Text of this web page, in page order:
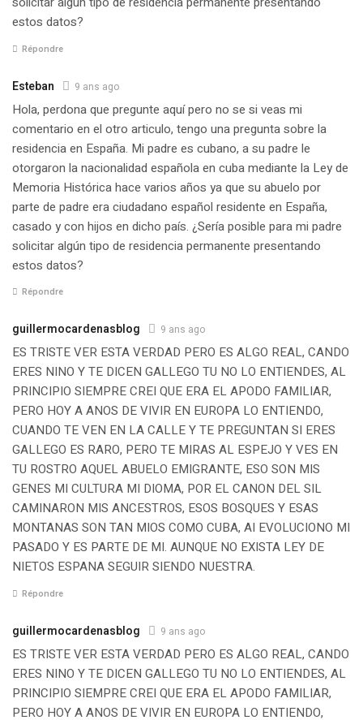
estos datos?
Répondre
Esteban 9 ans ago
Hola, perdona que pregunte aquí pero no se si veas mi
comentario en el otro articulo, tengo una pregunta sobre la
residencia en España. Mi padre es cubano, a su padre le
otorgaron la nacionalidad española en cuba mediante la Ley de
Memoria Histórica hace varios años ya que su abuelo por
parte de padre era ciudadano español residente en España,
casado y con hijos en dicho país. ¿Sería posible para mi padre
solicitar algún tipo de residencia permanente presentando
estos datos?
Répondre
guillermocardenasblog 9 ans ago
ES TRISTE VER ESTA VERDAD PERO ES ALGO REAL, CANDO
ERES NINO Y TE DICEN GALLEGO TU NO LO ENTIENDES, AL
PRINCIPIO SIEMPRE CREI QUE ERA EL APODO FAMILIAR,
PERO HOY A ANOS DE VIVIR EN EUROPA LO ENTIENDO,
CUANDO TE VEN EN LA CALLE Y TE PREGUNTAN SI ERES
GALLEGO ES RARO, PERO TE MIRAS AL ESPEJO Y VES EN
TU ROSTRO AQUEL ABUELO EMIGRANTE, ESO SON MIS
GENES MI CULTURA MI DIOMA, POR EL CANON DEL SIL
CAMINARON MIS ANCESTROS, ESOS BOSQUES Y ESAS
MONTANAS SON TAN MIOS COMO CUBA, AI EVOLUCIONO MI
PASADO Y ES PARTE DE MI. AUNQUE NO EXISTA LEY DE
NIETOS ESPANA SEGUIR SIENDO NUESTRA.
Répondre
guillermocardenasblog 9 ans ago
ES TRISTE VER ESTA VERDAD PERO ES ALGO REAL, CANDO
ERES NINO Y TE DICEN GALLEGO TU NO LO ENTIENDES, AL
PRINCIPIO SIEMPRE CREI QUE ERA EL APODO FAMILIAR,
PERO HOY A ANOS DE VIVIR EN EUROPA LO ENTIENDO,